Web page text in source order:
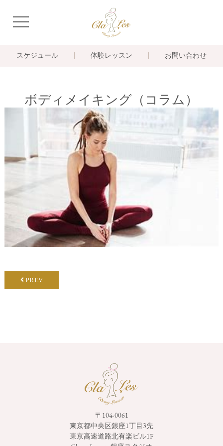
navigation
スケジュール 体験レッスン お問い合わせ
ボディメイキング（コラム）
PREV
〒104-0061
東京都中央区銀座1丁目3先
東京高速道路北有楽ビル1F